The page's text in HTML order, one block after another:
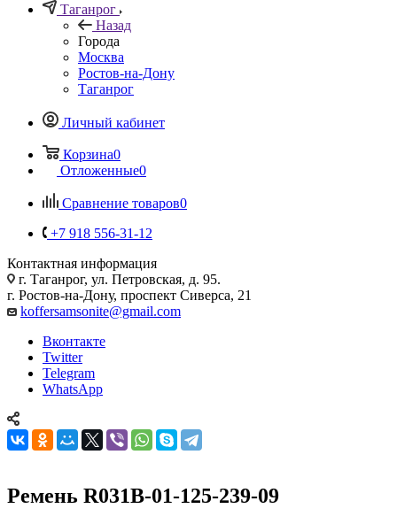
Таганрог
Назад
Города
Москва
Ростов-на-Дону
Таганрог
Личный кабинет
Корзина0
Отложенные0
Сравнение товаров0
+7 918 556-31-12
Контактная информация
г. Таганрог, ул. Петровская, д. 95.
г. Ростов-на-Дону, проспект Сиверса, 21
koffersamsonite@gmail.com
Вконтакте
Twitter
Telegram
WhatsApp
Ремень R031B-01-125-239-09